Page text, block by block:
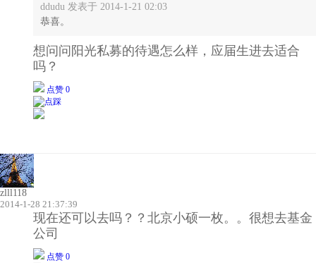
ddudu 发表于 2014-1-21 02:03
恭喜。
想问问阳光私募的待遇怎么样，应届生进去适合
吗？
点赞 0
zlll118
2014-1-28 21:37:39
现在还可以去吗？？北京小硕一枚。。很想去基金
公司
点赞 0